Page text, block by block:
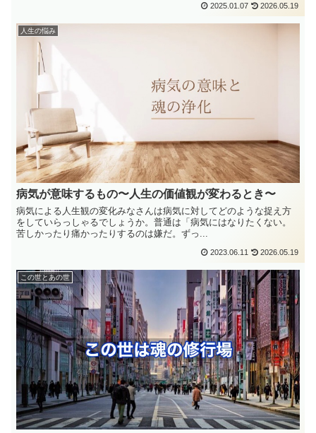
2025.01.07 2026.05.19
人生の悩み
病気が意味するもの〜人生の価値観が変わるとき〜
病気による人生観の変化みなさんは病気に対してどのような捉え方
をしていらっしゃるでしょうか。普通は「病気にはなりたくない。
苦しかったり痛かったりするのは嫌だ。ずっ...
2023.06.11 2026.05.19
この世とあの世